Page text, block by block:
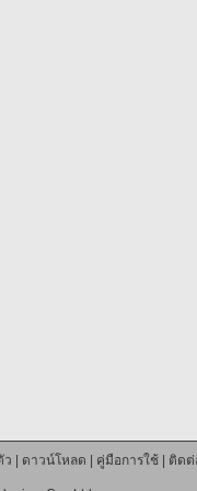
ว ดาวน์โหลด คู่มือการใช้| ติดต่